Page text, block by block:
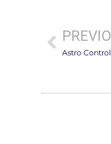
Astro